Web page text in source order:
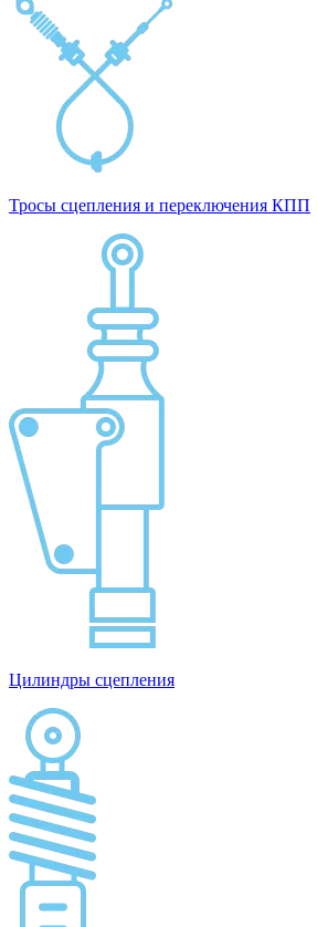
Тросы сцепления и переключения КПП
Цилиндры сцепления